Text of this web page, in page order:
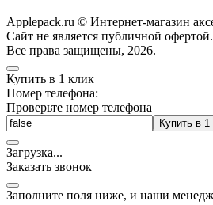
Applepack.ru © Интернет-магазин
Cайт не является публичной офертой.
Все права защищены, 2026.
Купить в 1 клик
Номер телефона:
Проверьте номер телефона
Купить в 1
Загрузка...
Заказать звонок
Заполните поля ниже, и наши